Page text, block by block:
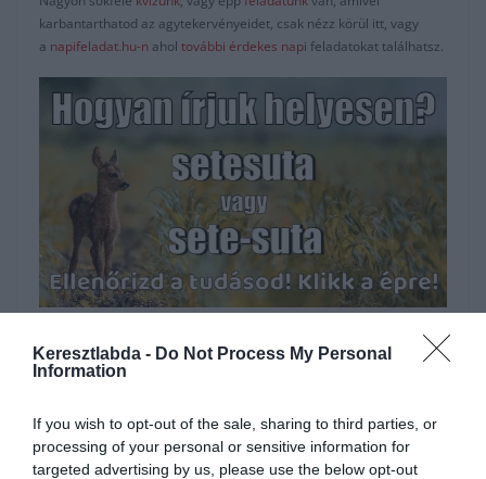
Keresztlabda - Do Not Process My Personal
Information
If you wish to opt-out of the sale, sharing to third parties, or
processing of your personal or sensitive information for
targeted advertising by us, please use the below opt-out
karbantarthatod az agytekervényeidet, csak nézz körül itt, vagy
a napifeladat.hu-n ahol további érdekes napi feladatokat találhatsz.